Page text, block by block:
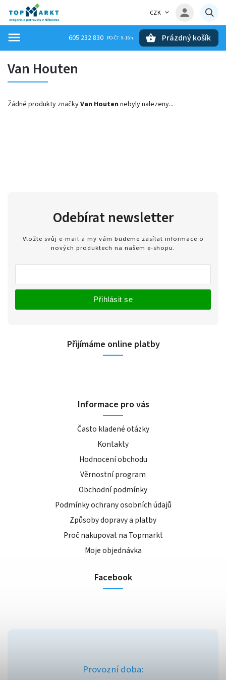
CZK
605 232 830 Prázdný košík
Van Houten
Žádné produkty značkyVan Houten nebyly nalezeny...
Odebírat newsletter
Vložte svůj e-mail a my vám budeme zasílat informace o
nových produktech na našem e-shopu.
Přihlásit se
Přijímáme online platby
Informace pro vás
Často kladené otázky
Kontakty
Hodnocení obchodu
Věrnostní program
Obchodní podmínky
Podmínky ochrany osobních údajů
Způsoby dopravy a platby
Proč nakupovat na Topmarkt
Moje objednávka
Facebook